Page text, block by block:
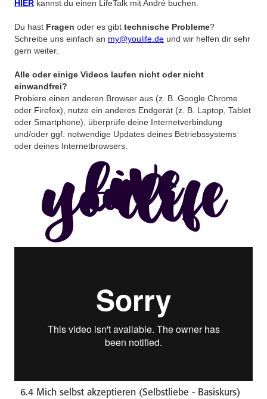
HIER kannst du einen LifeTalk mit André buchen.
Du hast Fragen oder es gibt technische Probleme?
Schreibe uns einfach an my@youlife.de und wir helfen dir sehr
gern weiter.
Alle oder einige Videos laufen nicht oder nicht
einwandfrei?
Probiere einen anderen Browser aus (z. B. Google Chrome
oder Firefox), nutze ein anderes Endgerät (z. B. Laptop, Tablet
oder Smartphone), überprüfe deine Internetverbindung
und/oder ggf. notwendige Updates deines Betriebssystems
oder deines Internetbrowsers.
live
youlife
6.4 Mich selbst akzeptieren (Selbstliebe - Basiskurs)